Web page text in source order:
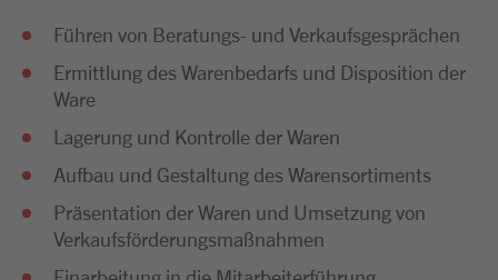
Führen von Beratungs- und Verkaufsgesprächen
Ermittlung des Warenbedarfs und Disposition der
Ware
Lagerung und Kontrolle der Waren
Aufbau und Gestaltung des Warensortiments
Präsentation der Waren und Umsetzung von
Verkaufsförderungsmaßnahmen